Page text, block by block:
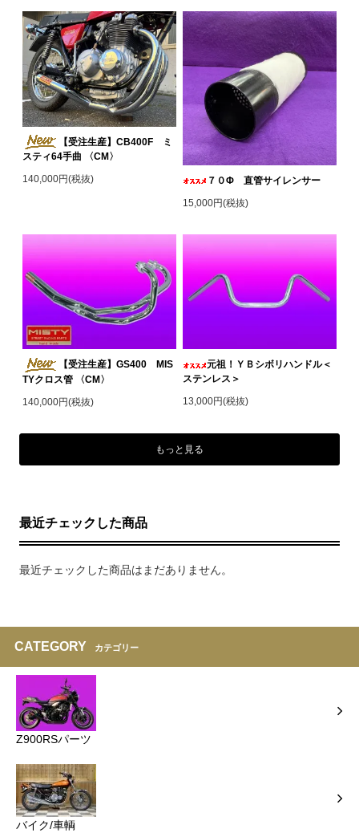
【受注生産】CB400F ミ
スティ64手曲 〈CM〉
140,000円(税抜)
７０Φ 直管サイレンサー
15,000円(税抜)
【受注生産】GS400 MIS
TYクロス管 〈CM〉
140,000円(税抜)
元祖！ＹＢシボリハンドル＜
ステンレス＞
13,000円(税抜)
もっと見る
最近チェックした商品
最近チェックした商品はまだありません。
CATEGORY カテゴリー
Z900RSパーツ
バイク/車輌